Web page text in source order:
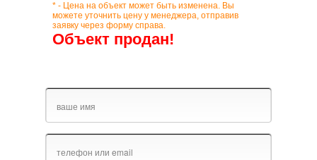
* - Цена на объект может быть изменена. Вы
можете уточнить цену у менеджера, отправив
заявку через форму справа.
Объект продан!